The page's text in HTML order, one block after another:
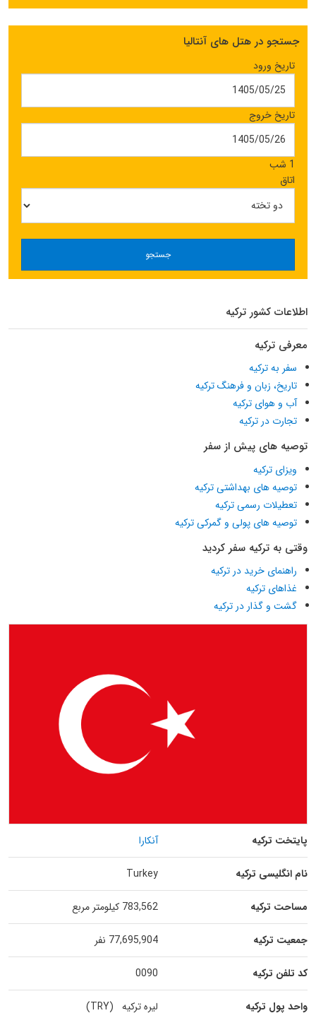
جستجو در هتل های آنتالیا
تاریخ ورود
تاریخ خروج
1 شب
اتاق
جستجو
اطلاعات کشور ترکیه
معرفی ترکیه
سفر به ترکیه
تاریخ، زبان و فرهنگ ترکیه
آب و هوای ترکیه
تجارت در ترکیه
توصیه های پیش از سفر
ویزای ترکیه
توصیه های بهداشتی ترکیه
تعطیلات رسمی ترکیه
توصیه های پولی و گمرکی ترکیه
وقتی به ترکیه سفر کردید
راهنمای خرید در ترکیه
غذاهای ترکیه
گشت و گذار در ترکیه
پایتخت ترکیه آنکارا
نام انگلیسی ترکیه Turkey
مساحت ترکیه 783,562 کیلومتر مربع
جمعیت ترکیه 77,695,904 نفر
کد تلفن ترکیه 0090
واحد پول ترکیه لیره ترکیه (TRY)